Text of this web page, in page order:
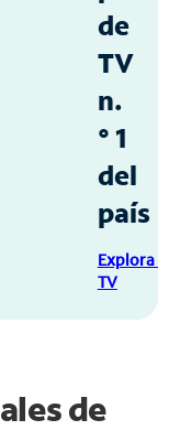
de
TV
n.
° 1
del
país
Explora
TV
de